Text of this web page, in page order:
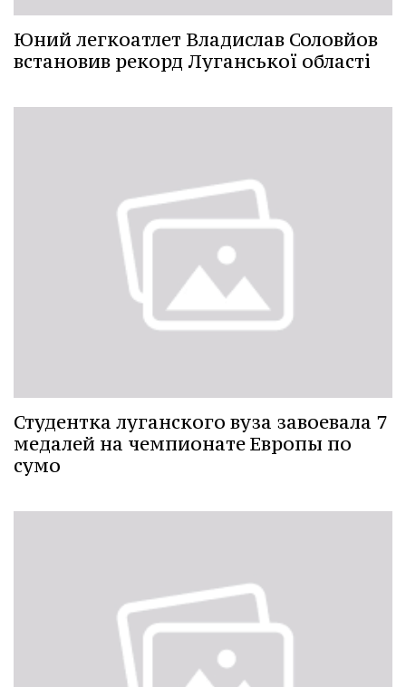
Юний легкоатлет Владислав Соловйов
встановив рекорд Луганської області
Студентка луганского вуза завоевала 7
медалей на чемпионате Европы по
сумо